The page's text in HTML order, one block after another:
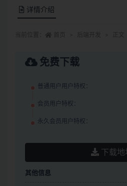
详情介绍
免费下载
普通用户用户特权：
会员用户特权：
永久会员用户特权：
下载地
其他信息